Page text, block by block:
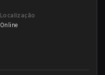
Localização
Online